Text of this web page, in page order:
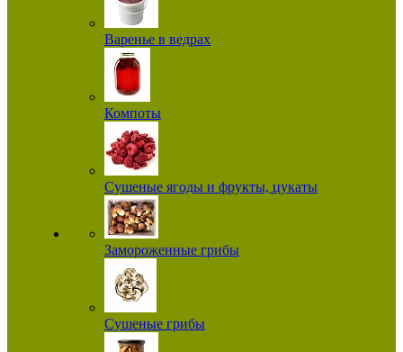
Варенье в ведрах
Компоты
Сушеные ягоды и фрукты, цукаты
Замороженные грибы
Сушеные грибы